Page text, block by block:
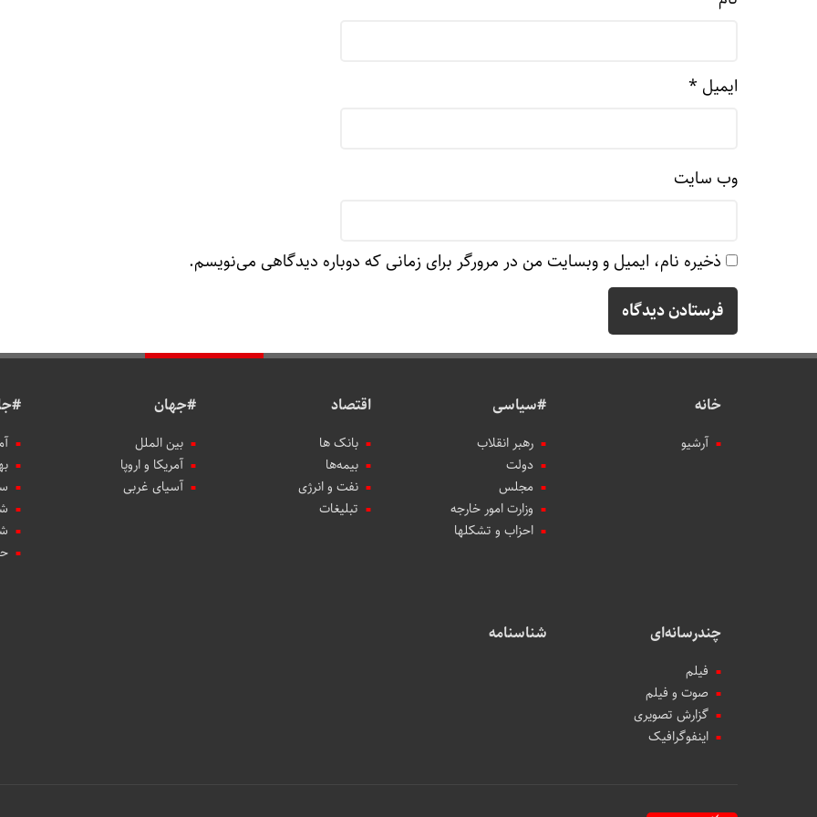
ایمیل *
وب‌ سایت
ذخیره نام، ایمیل و وبسایت من در مرورگر برای زمانی که دوباره دیدگاهی می‌نویسم.
خانه
آرشیو
#سیاسی
رهبر انقلاب
دولت
مجلس
وزارت امور خارجه
احزاب و تشکلها
اقتصاد
بانک ها
بیمه‌ها
نفت و انرژی
تبلیغات
#جهان
بین الملل
آمریکا و اروپا
آسیای غربی
چندرسانه‌ای
فیلم
صوت و فیلم
گزارش تصویری
اینفوگرافیک
شناسنامه